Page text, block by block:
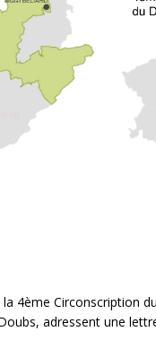
4ème Circonscription
adressent une